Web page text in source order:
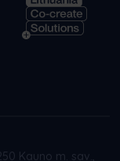
Kauno m. sav.,